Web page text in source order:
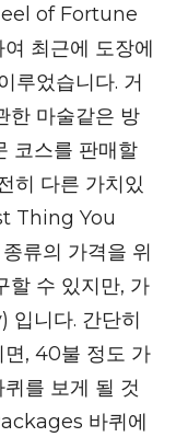
of Fortune
최근에 도장에
루었습니다. 거
한 마술같은 방
코스를 판매할
히 다른 가치있
Thing You
류의 가격을 위
할 수 있지만, 가
입니다. 간단히
면, 40불 정도 가
를 보게 될 것
바퀴에